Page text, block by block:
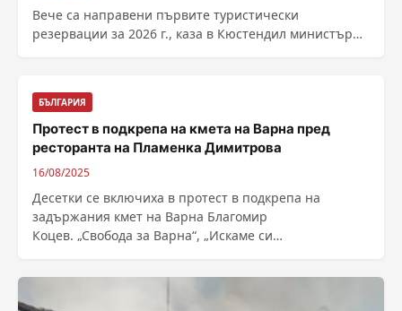
Вече са направени първите туристически
резервации за 2026 г., каза в Кюстендил министър
БЪЛГАРИЯ
Протест в подкрепа на кмета на Варна пред
ресторанта на Пламенка Димитрова
16/08/2025
Десетки се включиха в протест в подкрепа на
задържания кмет на Варна Благомир
Коцев. „Свобода за Варна“, „Искаме си